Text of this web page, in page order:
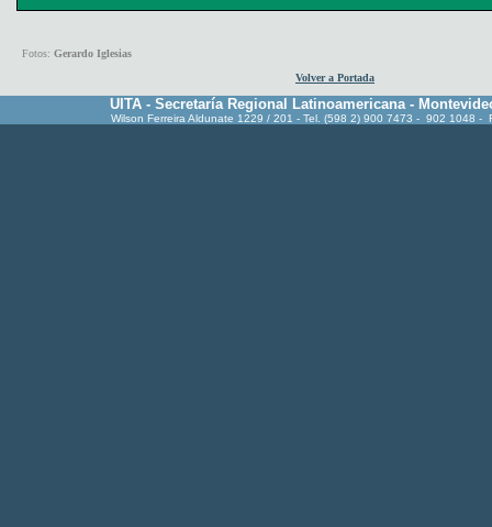
Fotos: Gerardo Iglesias
Volver a Portada
UITA - Secretaría Regional Latinoamericana -
Wilson Ferreira Aldunate 1229 / 201 - Tel. (598 2) 900 7473 - 902 1048 -